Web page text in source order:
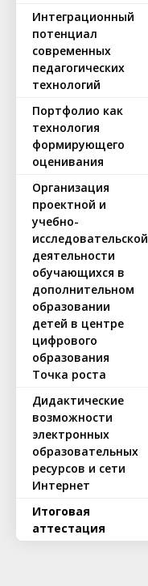
Интеграционный
потенциал
современных
педагогических
технологий
Портфолио как
технология
формирующего
оценивания
Организация
проектной и
учебно-
исследовательской
деятельности
обучающихся в
дополнительном
образовании
детей в центре
цифрового
образования
Точка роста
Дидактические
возможности
электронных
образовательных
ресурсов и сети
Интернет
Итоговая
аттестация